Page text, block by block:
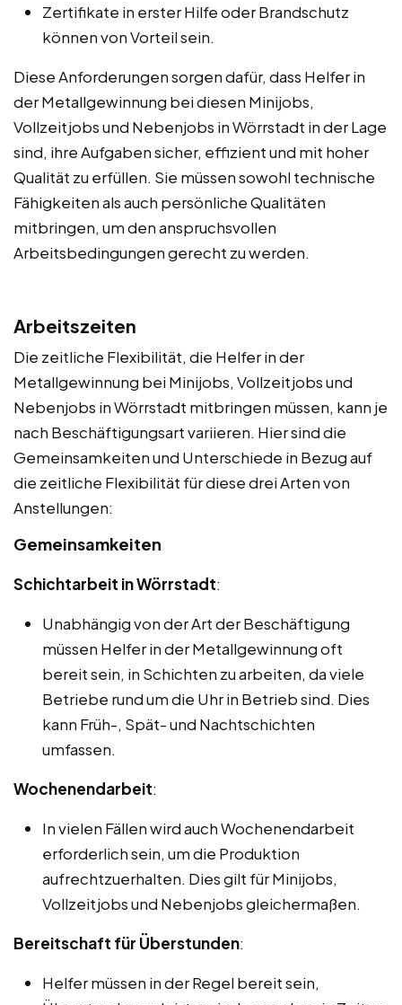
Zertifikate in erster Hilfe oder Brandschutz
können von Vorteil sein.
Diese Anforderungen sorgen dafür, dass Helfer in
der Metallgewinnung bei diesen Minijobs,
Vollzeitjobs und Nebenjobs in Wörrstadt in der Lage
sind, ihre Aufgaben sicher, effizient und mit hoher
Qualität zu erfüllen. Sie müssen sowohl technische
Fähigkeiten als auch persönliche Qualitäten
mitbringen, um den anspruchsvollen
Arbeitsbedingungen gerecht zu werden.
Arbeitszeiten
Die zeitliche Flexibilität, die Helfer in der
Metallgewinnung bei Minijobs, Vollzeitjobs und
Nebenjobs in Wörrstadt mitbringen müssen, kann je
nach Beschäftigungsart variieren. Hier sind die
Gemeinsamkeiten und Unterschiede in Bezug auf
die zeitliche Flexibilität für diese drei Arten von
Anstellungen:
Gemeinsamkeiten
Schichtarbeit in Wörrstadt:
Unabhängig von der Art der Beschäftigung
müssen Helfer in der Metallgewinnung oft
bereit sein, in Schichten zu arbeiten, da viele
Betriebe rund um die Uhr in Betrieb sind. Dies
kann Früh-, Spät- und Nachtschichten
umfassen.
Wochenendarbeit:
In vielen Fällen wird auch Wochenendarbeit
erforderlich sein, um die Produktion
aufrechtzuerhalten. Dies gilt für Minijobs,
Vollzeitjobs und Nebenjobs gleichermaßen.
Bereitschaft für Überstunden:
Helfer müssen in der Regel bereit sein,